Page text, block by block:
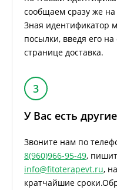
сообщаем сразу же
Зная идентификатор
посылки, введя его
странице доставка.
3
У Вас есть
Звоните нам по
8(960)966-95-49,
info@fitoterapevt.ru,
кратчайшие сроки.